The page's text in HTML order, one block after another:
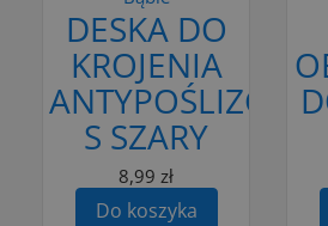
DESKA DO
KROJENIA
S SZARY
8,99 zł
Do koszyka